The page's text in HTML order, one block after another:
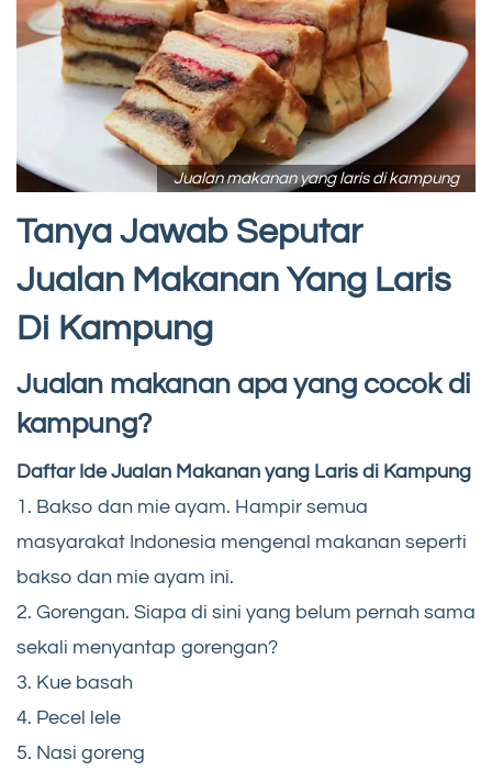
Jualan makanan yang laris di kampung
Tanya Jawab Seputar
Jualan Makanan Yang Laris
Di Kampung
Jualan makanan apa yang cocok di
kampung?
Daftar Ide Jualan Makanan yang Laris di Kampung
1. Bakso dan mie ayam. Hampir semua
masyarakat Indonesia mengenal makanan seperti
bakso dan mie ayam ini.
2. Gorengan. Siapa di sini yang belum pernah sama
sekali menyantap gorengan?
3. Kue basah
4. Pecel lele
5. Nasi goreng